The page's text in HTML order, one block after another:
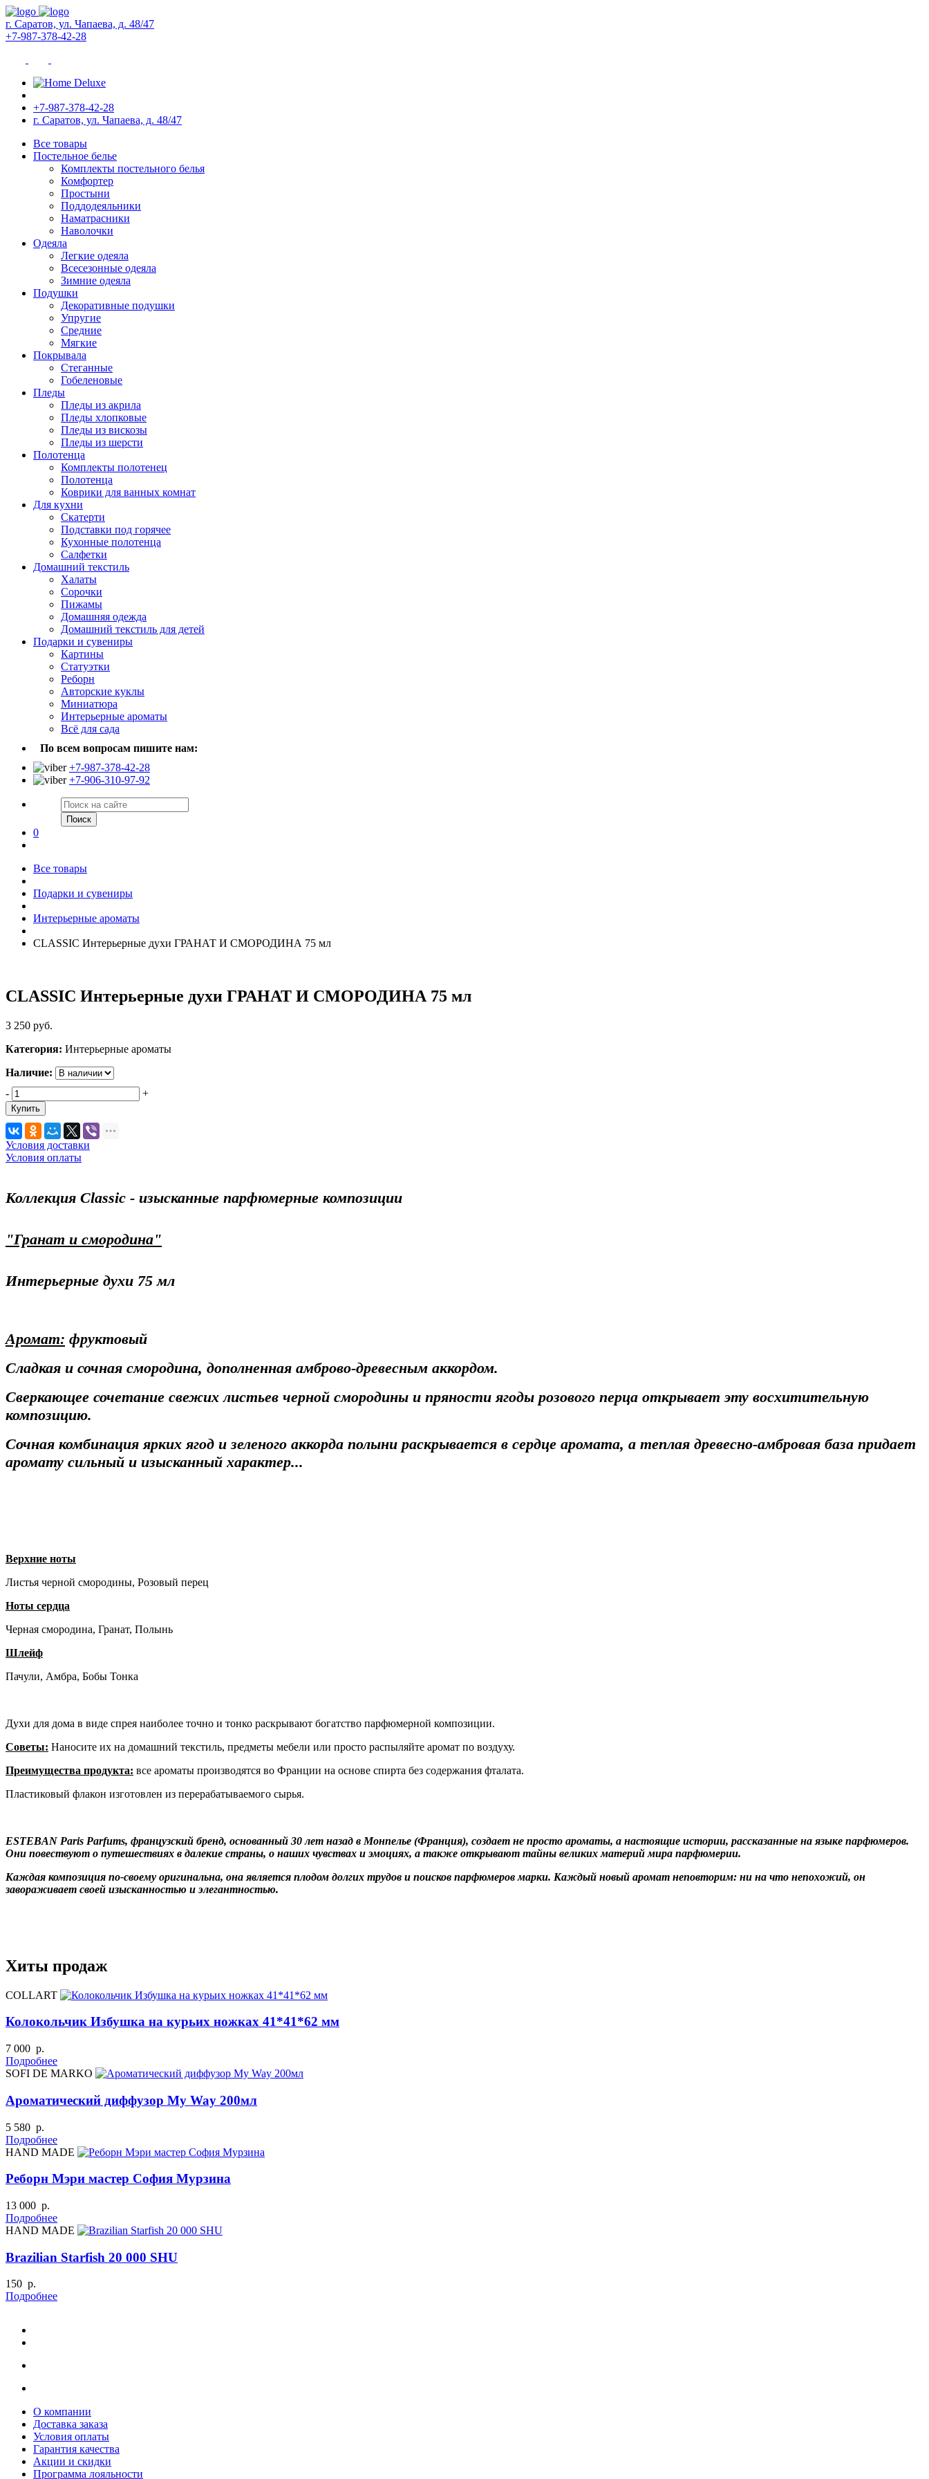
г. Саратов, ул. Чапаева, д. 48/47
+7-987-378-42-28
+7-987-378-42-28
г. Саратов, ул. Чапаева, д. 48/47
Все товары
Постельное белье
Комплекты постельного белья
Комфортер
Простыни
Поддодеяльники
Наматрасники
Наволочки
Одеяла
Легкие одеяла
Всесезонные одеяла
Зимние одеяла
Подушки
Декоративные подушки
Упругие
Средние
Мягкие
Покрывала
Стеганные
Гобеленовые
Пледы
Пледы из акрила
Пледы хлопковые
Пледы из вискозы
Пледы из шерсти
Полотенца
Комплекты полотенец
Полотенца
Коврики для ванных комнат
Для кухни
Скатерти
Подставки под горячее
Кухонные полотенца
Салфетки
Домашний текстиль
Халаты
Сорочки
Пижамы
Домашняя одежда
Домашний текстиль для детей
Подарки и сувениры
Картины
Статуэтки
Реборн
Авторские куклы
Миниатюра
Интерьерные ароматы
Всё для сада
По всем вопросам пишите нам:
+7-987-378-42-28
+7-906-310-97-92
Поиск
0
Все товары
Подарки и сувениры
Интерьерные ароматы
CLASSIC Интерьерные духи ГРАНАТ И СМОРОДИНА 75 мл
CLASSIC Интерьерные духи ГРАНАТ И СМОРОДИНА 75 мл
3 250 руб.
Категория: Интерьерные ароматы
Наличие:
-
+
Купить
Условия доставки
Условия оплаты
Коллекция Classic - изысканные парфюмерные композиции
"Гранат и смородина"
Интерьерные духи 75 мл
Аромат: фруктовый
Сладкая и сочная смородина, дополненная амброво-древесным аккордом.
Сверкающее сочетание свежих листьев черной смородины и пряности ягоды розового перца открывает эту восхитительную
композицию.
Сочная комбинация ярких ягод и зеленого аккорда полыни раскрывается в сердце аромата, а теплая древесно-амбровая база придает
аромату сильный и изысканный характер...
Верхние ноты
Листья черной смородины, Розовый перец
Ноты сердца
Черная смородина, Гранат, Полынь
Шлейф
Пачули, Амбра, Бобы Тонка
Духи для дома в виде спрея наиболее точно и тонко раскрывают богатство парфюмерной композиции.
Советы: Наносите их на домашний текстиль, предметы мебели или просто распыляйте аромат по воздуху.
Преимущества продукта: все ароматы производятся во Франции на основе спирта без содержания фталата.
Пластиковый флакон изготовлен из перерабатываемого сырья.
ESTEBAN Paris Parfums, французский бренд, основанный 30 лет назад в Монпелье (Франция), создает не просто ароматы, а настоящие истории, рассказанные на языке парфюмеров.
Они повествуют о путешествиях в далекие страны, о наших чувствах и эмоциях, а также открывают тайны великих материй мира парфюмерии.
Каждая композиция по-своему оригинальна, она является плодом долгих трудов и поисков парфюмеров марки. Каждый новый аромат неповторим: ни на что непохожий, он
завораживает своей изысканностью и элегантностью.
Хиты продаж
COLLART
Колокольчик Избушка на курьих ножках 41*41*62 мм
7 000 р.
Подробнее
SOFI DE MARKO
Ароматический диффузор My Way 200мл
5 580 р.
Подробнее
HAND MADE
Реборн Мэри мастер София Мурзина
13 000 р.
Подробнее
HAND MADE
Brazilian Starfish 20 000 SHU
150 р.
Подробнее
О компании
Доставка заказа
Условия оплаты
Гарантия качества
Акции и скидки
Программа лояльности